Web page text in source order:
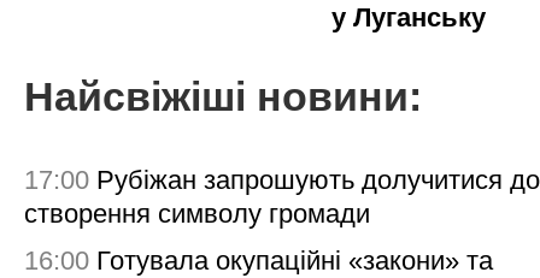
у Луганську
Найсвіжіші новини:
17:00 Рубіжан запрошують долучитися до
створення символу громади
16:00 Готувала окупаційні «закони» та